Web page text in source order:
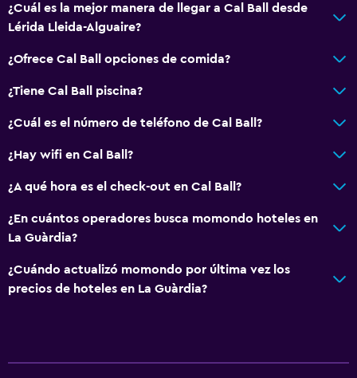
¿Cuál es la mejor manera de llegar a Cal Ball desde
Lérida Lleida-Alguaire?
¿Ofrece Cal Ball opciones de comida?
¿Tiene Cal Ball piscina?
¿Cuál es el número de teléfono de Cal Ball?
¿Hay wifi en Cal Ball?
¿A qué hora es el check-out en Cal Ball?
¿En cuántos operadores busca momondo hoteles en
La Guàrdia?
¿Cuándo actualizó momondo por última vez los
precios de hoteles en La Guàrdia?